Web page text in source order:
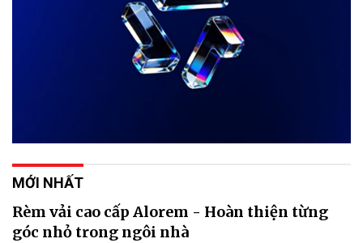
MỚI NHẤT
Rèm vải cao cấp Alorem - Hoàn thiện từng
góc nhỏ trong ngôi nhà